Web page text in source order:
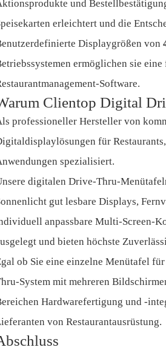
und
erleichtert und die
Displaygrößen von
ermöglichen sie
Software.
Clientop Digital
professioneller Hersteller von
für
spezialisiert.
digitalen Drive-Thru-
gut lesbare Displays,
anpassbare Multi-Screen-
und bieten höchste
ob Sie eine einzelne Menütafel
System mit mehreren
Hardwarefertigung und -
von Restaurantausrüstung.